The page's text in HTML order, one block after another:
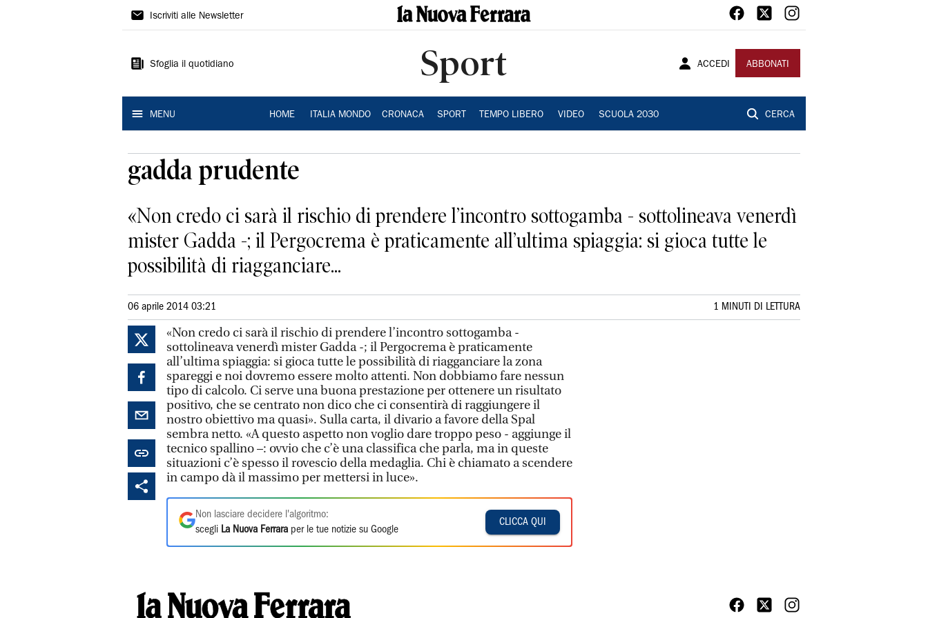
La
Ferrara
Iscriviti alle Newsletter
Sfoglia il quotidiano Sport ACCEDI ABBONATI
MENU HOME ITALIA MONDO CRONACA SPORT TEMPO LIBERO VIDEO SCUOLA 2030 CERCA
gadda prudente
«Non credo ci sarà il rischio di prendere l’incontro sottogamba - sottolineava venerdì
mister Gadda -; il Pergocrema è praticamente all’ultima spiaggia: si gioca tutte le
possibilità di riagganciare...
06 aprile 2014 03:21 1 MINUTI DI LETTURA
«Non credo ci sarà il rischio di prendere l’incontro sottogamba -
sottolineava venerdì mister Gadda -; il Pergocrema è praticamente
all’ultima spiaggia: si gioca tutte le possibilità di riagganciare la zona
spareggi e noi dovremo essere molto attenti. Non dobbiamo fare nessun
tipo di calcolo. Ci serve una buona prestazione per ottenere un risultato
positivo, che se centrato non dico che ci consentirà di raggiungere il
nostro obiettivo ma quasi». Sulla carta, il divario a favore della Spal
sembra netto. «A questo aspetto non voglio dare troppo peso - aggiunge il
tecnico spallino –: ovvio che c’è una classifica che parla, ma in queste
situazioni c’è spesso il rovescio della medaglia. Chi è chiamato a scendere
in campo dà il massimo per mettersi in luce».
Non lasciare decidere l'algoritmo:
scegli La Nuova Ferrara per le tue notizie su Google
CLICCA QUI